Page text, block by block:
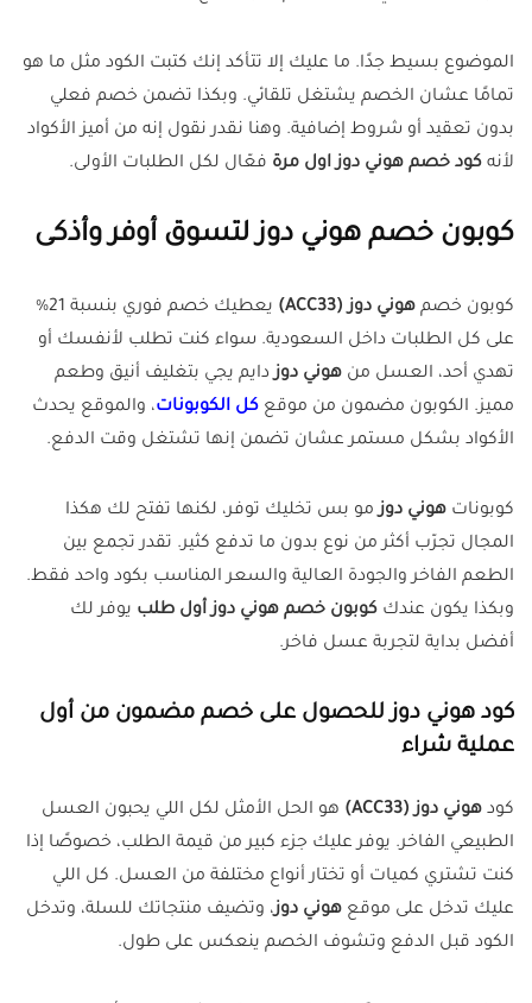
الموضوع بسيط جدًا. ما عليك إلا تتأكد إنك كتبت الكود مثل ما هو
تمامًا عشان الخصم يشتغل تلقائي. وبكذا تضمن خصم فعلي
بدون تعقيد أو شروط إضافية. وهنا نقدر نقول إنه من أميز الأكواد
لأنه كود خصم هوني دوز اول مرة فعّال لكل الطلبات الأولى.
كوبون خصم هوني دوز لتسوق أوفر وأذكى
كوبون خصم هوني دوز (ACC33)
يعطيك خصم فوري بنسبة 21%
على كل الطلبات داخل السعودية. سواء كنت تطلب لأنفسك أو
تهدي أحد، العسل من هوني دوزدايم يجي بتغليف أنيق وطعم
مميز. الكوبون مضمون من موقع كل الكوبونات، والموقع يحدث
الأكواد بشكل مستمر عشان تضمن إنها تشتغل وقت الدفع.
كوبونات هوني دوزمو بس تخليك توفر، لكنها تفتح لك هكذا
المجال تجرّب أكثر من نوع بدون ما تدفع كثير. تقدر تجمع بين
الطعم الفاخر والجودة العالية والسعر المناسب بكود واحد فقط.
وبكذا يكون عندك كوبون خصم هوني دوز أول طلب يوفر لك
أفضل بداية لتجربة عسل فاخر.
كود هوني دوز للحصول على خصم مضمون من أول
عملية شراء
كود هوني دوز (ACC33)
هو الحل الأمثل لكل اللي يحبون العسل
الطبيعي الفاخر. يوفر عليك جزء كبير من قيمة الطلب، خصوصًا إذا
كنت تشتري كميات أو تختار أنواع مختلفة من العسل. كل اللي
عليك تدخل على موقع هوني دوز، وتضيف منتجاتك للسلة، وتدخل
الكود قبل الدفع وتشوف الخصم ينعكس على طول.